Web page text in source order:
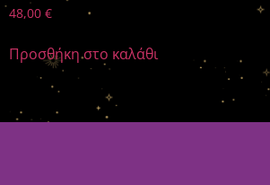
48,00 €
Προσθήκη στο καλάθι